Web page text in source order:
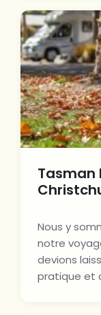
Tasman
Nous y
notre
devions
pratique et